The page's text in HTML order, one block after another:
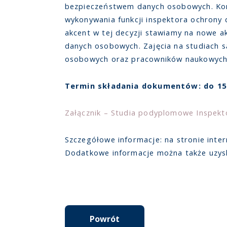
bezpieczeństwem danych osobowych.
wykonywania funkcji inspektora ochrony
akcent w tej decyzji stawiamy na nowe
danych osobowych. Zajęcia na studiach
osobowych oraz pracowników
Termin składania dokumentów: do
Załącznik – Studia podyplomowe
Szczegółowe informacje: na stronie
Dodatkowe informacje można także
Powrót